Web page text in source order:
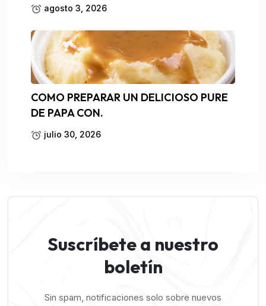
agosto 3, 2026
COMO PREPARAR UN DELICIOSO PURE
DE PAPA CON.
julio 30, 2026
Suscríbete a nuestro
boletín
Sin spam, notificaciones solo sobre nuevos